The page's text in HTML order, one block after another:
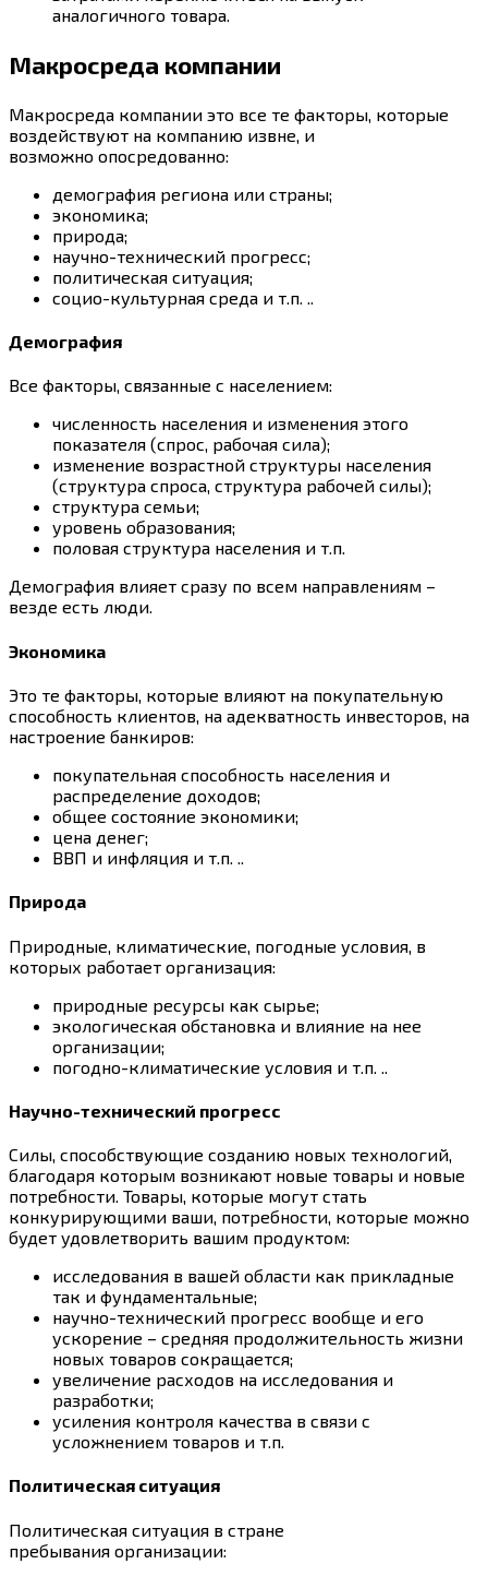
аналогичного товара.
Макросреда компании
Макросреда компании это все те факторы, которые
воздействуют на компанию извне, и
возможно опосредованно:
демография региона или страны;
экономика;
природа;
научно-технический прогресс;
политическая ситуация;
социо-культурная среда и т.п. ..
Демография
Все факторы, связанные с населением:
численность населения и изменения этого
показателя (спрос, рабочая сила);
изменение возрастной структуры населения
(структура спроса, структура рабочей силы);
структура семьи;
уровень образования;
половая структура населения и т.п.
Демография влияет сразу по всем направлениям –
везде есть люди.
Экономика
Это те факторы, которые влияют на покупательную
способность клиентов, на адекватность инвесторов, на
настроение банкиров:
покупательная способность населения и
распределение доходов;
общее состояние экономики;
цена денег;
ВВП и инфляция и т.п. ..
Природа
Природные, климатические, погодные условия, в
которых работает организация:
природные ресурсы как сырье;
экологическая обстановка и влияние на нее
организации;
погодно-климатические условия и т.п. ..
Научно-технический прогресс
Силы, способствующие созданию новых технологий,
благодаря которым возникают новые товары и новые
потребности. Товары, которые могут стать
конкурирующими ваши, потребности, которые можно
будет удовлетворить вашим продуктом:
исследования в вашей области как прикладные
так и фундаментальные;
научно-технический прогресс вообще и его
ускорение – средняя продолжительность жизни
новых товаров сокращается;
увеличение расходов на исследования и
разработки;
усиления контроля качества в связи с
усложнением товаров и т.п.
Политическая ситуация
Политическая ситуация в стране
пребывания организации: